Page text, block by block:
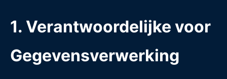
1. Verantwoordelijke voor
Gegevensverwerking